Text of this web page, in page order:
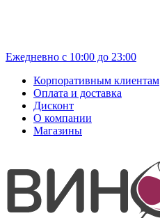
Ежедневно с 10:00 до 23:00
Корпоративным клиентам
Оплата и доставка
Дисконт
О компании
Магазины